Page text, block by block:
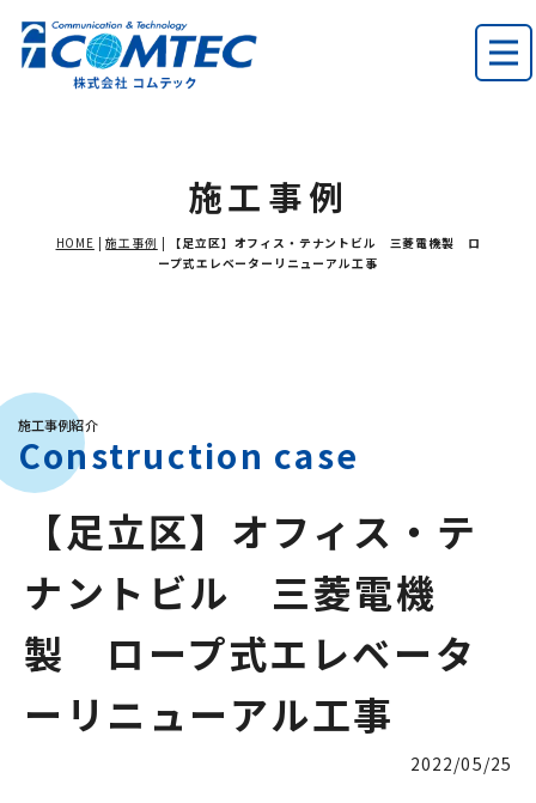
施工事例
HOME |施工事例
【足立区】オフィス・テナントビル 三菱電機製 ロ
ープ式エレベーターリニューアル工事
施工事例紹介
Construction case
【足立区】オフィス・テ
ナントビル 三菱電機
製 ロープ式エレベータ
ーリニューアル工事
2022/05/25